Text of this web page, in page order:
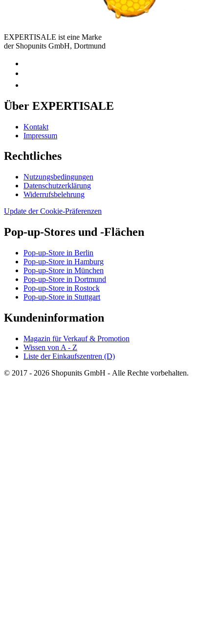
EXPERTISALE ist eine Marke
der Shopunits GmbH, Dortmund
Über EXPERTISALE
Kontakt
Impressum
Rechtliches
Nutzungsbedingungen
Datenschutzerklärung
Widerrufsbelehrung
Update der Cookie-Präferenzen
Pop-up-Stores und -Flächen
Pop-up-Store in Berlin
Pop-up-Store in Hamburg
Pop-up-Store in München
Pop-up-Store in Dortmund
Pop-up-Store in Rostock
Pop-up-Store in Stuttgart
Kundeninformation
Magazin für Verkauf & Promotion
Wissen von A - Z
Liste der Einkaufszentren (D)
© 2017 - 2026 Shopunits GmbH - Alle Rechte vorbehalten.